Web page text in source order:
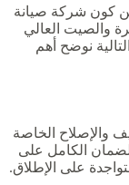
كون شركة صيانة
والصيت العالي
نوضح أهم
والإصلاح الخاصة
الكامل على
على الإطلاق.